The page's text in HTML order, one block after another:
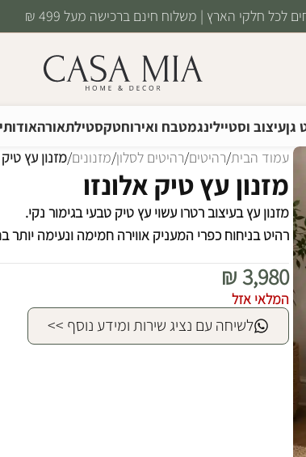
לכל חלקי הארץ | משלוח חינם ברכישה מעל 499 ₪
גןעיצוב וסטיילינגמטבח ואירוחטקסטילתאורה
עמוד הבית/רהיטים/רהיטים לסלון/מזנונים/מזנון עץ טיק
מזנון עץ טיק אלונזו
מזנון עץ בעיצוב רטרו עשוי עץ טיק טבעי בגימור נקי.
רהיט בניחוח כפרי המעניק אווירה חמימה ונעימה יותר
₪3,980
המלאי אזל
לשיחה עם נציג שירות ומידע נוסף >>